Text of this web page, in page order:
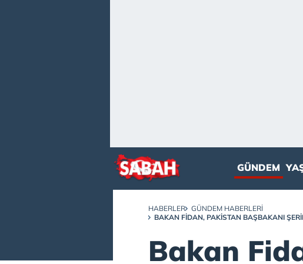
GÜNDEM
HABERLER
GÜNDEM HABERLERI
BAKAN FIDAN, PAKISTAN BAŞBAKANI
Bakan